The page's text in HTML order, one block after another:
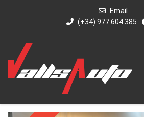
Email
(+34) 977 604 385